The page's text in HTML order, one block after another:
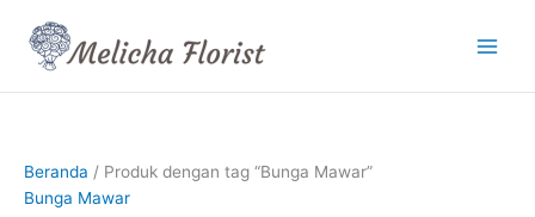
konten
Beranda / Produk dengan tag “Bunga Mawar”
Bunga Mawar